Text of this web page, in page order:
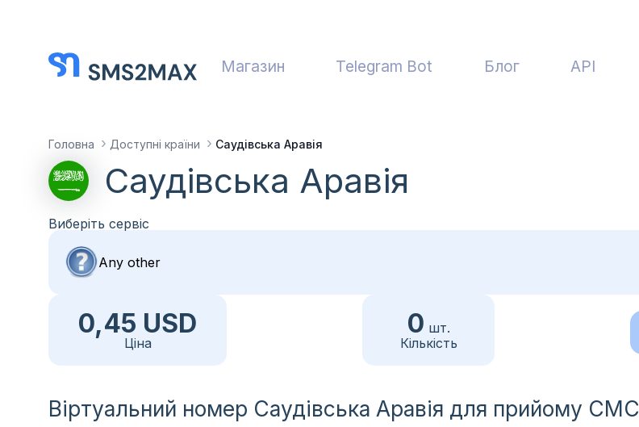
Магазин Telegram Bot Блог API
Головна Доступні країни Саудівська Аравія
Саудівська Аравія
Виберіть сервіс
0,45 USD
Ціна
0 шт.
Кількість
Віртуальний номер Саудівська Аравія для прийому СМС